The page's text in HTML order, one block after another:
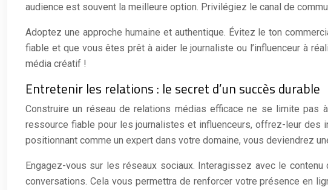
audience est souvent la meilleure option. Privilégiez le canal de
Adoptez une approche humaine et authentique. Évitez le ton
fiable et que vous êtes prêt à aider le journaliste ou l’influenceur à
média créatif !
Entretenir les relations : le secret d’un succès durable
Construire un réseau de relations médias efficace ne se limite
ressource fiable pour les journalistes et influenceurs, offrez-leur des
positionnant comme un expert dans votre domaine, vous deviendrez
Engagez-vous sur les réseaux sociaux. Interagissez avec le
conversations. Cela vous permettra de renforcer votre présence en